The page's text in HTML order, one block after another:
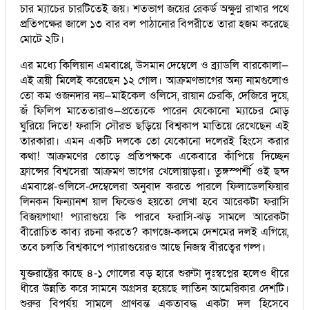
চার ম্যাচের চারটিতেই জয়। শতভাগ জয়ের রেকর্ড অক্ষুণ্ণ রাখার পথে
প্রতিপক্ষের জালে ১৩ বার বল পাঠানোর বিপরীতে তারা হজম করেছে
মোটে ২টি।
এর মধ্যে কিলিয়ান এমবাপ্পে, উসমান দেম্বেলে ও ব্র্যাডলি বারকোলা—
এই ত্রয়ী মিলেই করেছেন ১২ গোল। আক্রমণভাগের অন্য নামগুলোও
তো কম ওজনদার নয়—মাইকেল ওলিসে, রায়ান চেরকি, দেজিরে দুয়ে,
জঁ ফিলিপ মাতেতারাও—প্রত্যেকে পারেন যেকোনো ম্যাচের মোড়
ঘুরিয়ে দিতে! ফরাসি সৌরভ ছড়িয়ে বিশ্বকাপ মাতিয়ে রেখেছেন এই
তারকারা। এমন একটি দলকে তো যেকোনো দলেরই হিংসে করার
কথা! আক্রমণের তোড়ে প্রতিপক্ষকে একেবারে কাঁপিয়ে দিচ্ছেন
ফ্রান্সের বিশ্বসেরা আক্রমণ ভাগের খেলোয়াড়রা। তুঙ্গস্পর্শী ওই ছন্দ
এমবাপ্পে-ওলিসে-দেম্বেলেরা অনুবাদ করতে পারলে ফিলাডেলফিয়ার
লিনকন ফিন্যানশ য়াল ফিল্ডেও হয়তো লেখা হবে আরেকটা ফরাসি
বিজয়গাথা! প্যারাগুয়ে কি পারবে ফরাসি-ঝড় সামলে আরেকটা
বীরোচিত কাব্য রচনা করতে? কাগজে-কলমে দেশমের দলই এগিয়ে,
তবে চলতি বিশ্বকাপে প্যারাগুয়েরও আছে নিজস্ব বীরত্বের গল্প।
যুক্তরাষ্ট্রের কাছে ৪-১ গোলের বড় হারে শুরুটা দুঃস্বপ্নের হলেও ধীরে
ধীরে উন্নতি করে সামনে অগ্রসর হয়েছে লাতিন আমেরিকার দেশটি।
শুরুর বিপর্যয় সামলে প্রাণবন্ত একতাবদ্ধ একটা দল হিসেবে